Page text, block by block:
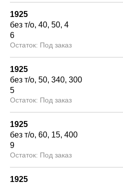
1925
без т/о 40 50 4
6
Под заказ
1925
без т/о 50 340 300
5
Под заказ
1925
без т/о 60 15 400
9
Под заказ
1925